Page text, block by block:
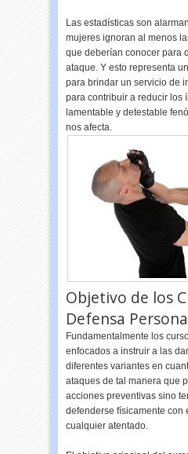
Las estadísticas son
mujeres ignoran al menos
que deberían conocer para
ataque. Y esto representa
para brindar un servicio de
para contribuir a reducir los
lamentable y detestable
nos afecta.
Objetivo de los
Defensa
Fundamentalmente los
enfocados a instruir a las
diferentes variantes en
ataques de tal manera que
acciones preventivas sino
defenderse físicamente con
cualquier atentado.